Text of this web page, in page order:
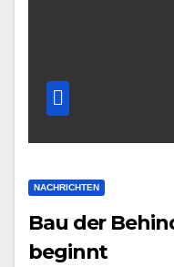
NACHRICHTEN
Bau der
beginnt